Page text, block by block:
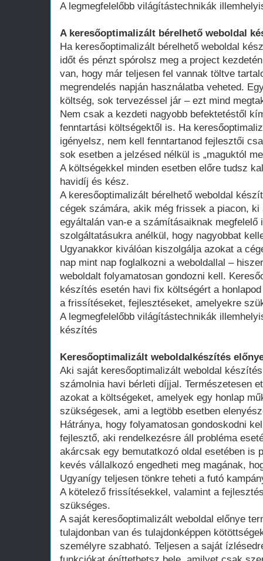
A legmegfelelőbb világítástechnikák
A keresőoptimalizált bérelhető weboldal
Ha keresőoptimalizált bérelhető weboldal
időt és pénzt spórolsz meg a project
van, hogy már teljesen fel vannak töltve
megrendelés napján használatba veheted.
költség, sok tervezéssel jár – ezt mind
Nem csak a kezdeti nagyobb befektetéstől
fenntartási költségektől is. Ha
igényelsz, nem kell fenntartanod fejlesztői
sok esetben a jelzésed nélkül is „maguktól
A költségekkel minden esetben előre tudsz
havidíj és kész.
A keresőoptimalizált bérelhető weboldal
cégek számára, akik még frissek a piacon, ki
egyáltalán van-e a számításaiknak megfelelő
szolgáltatásukra anélkül, hogy nagyobbat
Ugyanakkor kiválóan kiszolgálja azokat a
nap mint nap foglalkozni a weboldallal –
weboldalt folyamatosan gondozni kell.
készítés esetén havi fix költségért a
a frissítéseket, fejlesztéseket, amelyekre
A legmegfelelőbb világítástechnikák
készítés
Keresőoptimalizált weboldalkészítés
Aki saját keresőoptimalizált weboldal
számolnia havi bérleti díjjal. Természetesen
azokat a költségeket, amelyek egy honlap
szükségesek, ami a legtöbb esetben
Hátránya, hogy folyamatosan gondoskodni
fejlesztő, aki rendelkezésre áll probléma
akárcsak egy bemutatkozó oldal esetében is
kevés vállalkozó engedheti meg magának,
Ugyanígy teljesen tönkre teheti a futó
A kötelező frissítésekkel, valamint a
szükséges.
A saját keresőoptimalizált weboldal előnye
tulajdonban van és tulajdonképpen
személyre szabható. Teljesen a saját